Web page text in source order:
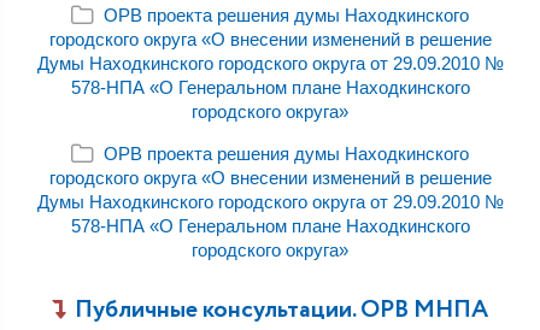
ОРВ проекта решения думы Находкинского
городского округа «О внесении изменений в решение
Думы Находкинского городского округа от 29.09.2010 №
578-НПА «О Генеральном плане Находкинского
городского округа»
ОРВ проекта решения думы Находкинского
городского округа «О внесении изменений в решение
Думы Находкинского городского округа от 29.09.2010 №
578-НПА «О Генеральном плане Находкинского
городского округа»
Публичные консультации. ОРВ МНПА